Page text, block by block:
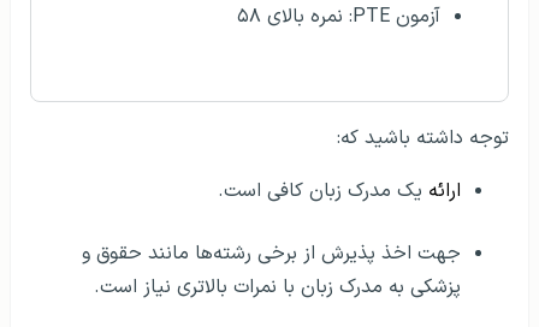
آزمون PTE: نمره بالای ۵۸
توجه داشته باشيد که:
ارائه یک مدرک زبان کافی است.
جهت اخذ پذیرش از برخی رشته‌ها مانند حقوق و
پزشکی به مدرک زبان با نمرات بالاتری نیاز است.